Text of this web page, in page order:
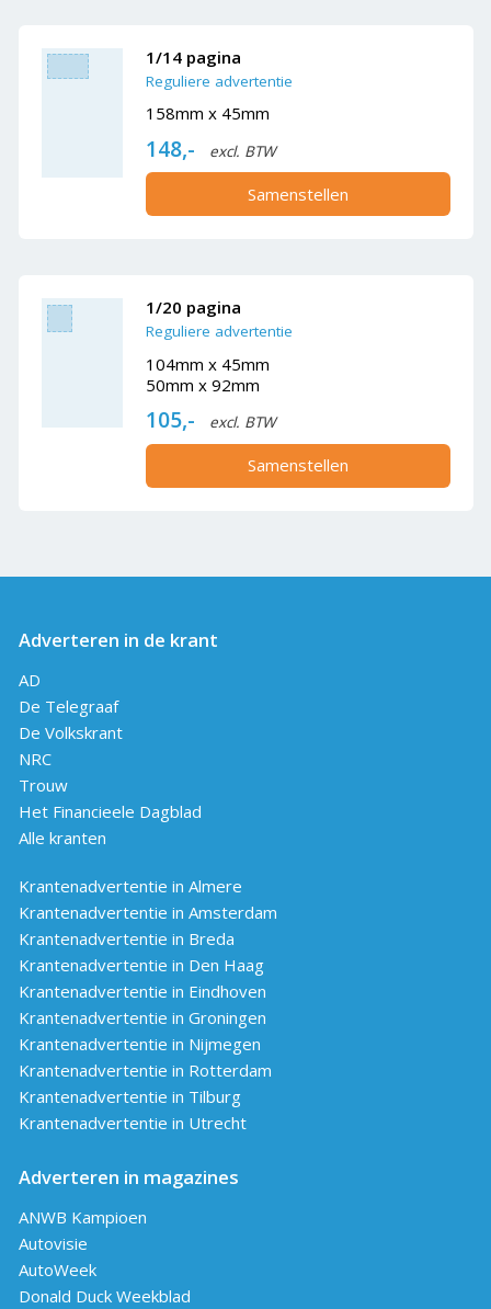
1/14 pagina
Reguliere advertentie
158mm x 45mm
148,- excl. BTW
Samenstellen
1/20 pagina
Reguliere advertentie
104mm x 45mm
50mm x 92mm
105,- excl. BTW
Samenstellen
Adverteren in de krant
AD
De Telegraaf
De Volkskrant
NRC
Trouw
Het Financieele Dagblad
Alle kranten
Krantenadvertentie in Almere
Krantenadvertentie in Amsterdam
Krantenadvertentie in Breda
Krantenadvertentie in Den Haag
Krantenadvertentie in Eindhoven
Krantenadvertentie in Groningen
Krantenadvertentie in Nijmegen
Krantenadvertentie in Rotterdam
Krantenadvertentie in Tilburg
Krantenadvertentie in Utrecht
Adverteren in magazines
ANWB Kampioen
Autovisie
AutoWeek
Donald Duck Weekblad